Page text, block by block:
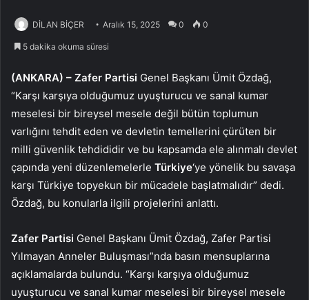
DİLAN BİÇER Aralık 15, 2025 0 0
5 dakika okuma süresi
(ANKARA) – Zafer Partisi Genel Başkanı Ümit Özdağ,
“Karşı karşıya olduğumuz uyuşturucu ve sanal kumar
meselesi bir bireysel mesele değil bütün toplumun
varlığını tehdit eden ve devletin temellerini çürüten bir
milli güvenlik tehdididir ve bu kapsamda ele alınmalı devlet
çapında yeni düzenlemelerle Türkiye‘ye yönelik bu savaşa
karşı Türkiye topyekun bir mücadele başlatmalıdır” dedi.
Özdağ, bu konularla ilgili projelerini anlattı.
Zafer Partisi Genel Başkanı Ümit Özdağ, Zafer Partisi
Yılmayan Anneler Buluşması”nda basın mensuplarına
açıklamalarda bulundu. “Karşı karşıya olduğumuz
uyuşturucu ve sanal kumar meselesi bir bireysel mesele